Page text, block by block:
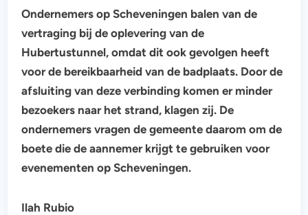
Ondernemers op Scheveningen balen van de
vertraging bij de oplevering van de
Hubertustunnel, omdat dit ook gevolgen heeft
voor de bereikbaarheid van de badplaats. Door de
afsluiting van deze verbinding komen er minder
bezoekers naar het strand, klagen zij. De
ondernemers vragen de gemeente daarom om de
boete die de aannemer krijgt te gebruiken voor
evenementen op Scheveningen.
Ilah Rubio